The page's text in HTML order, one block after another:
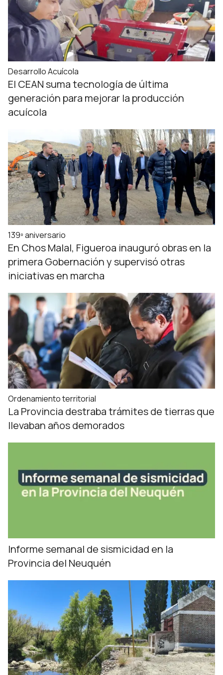
Desarrollo Acuícola
El CEAN suma tecnología de última
generación para mejorar la producción
acuícola
139º aniversario
En Chos Malal, Figueroa inauguró obras en la
primera Gobernación y supervisó otras
iniciativas en marcha
Ordenamiento territorial
La Provincia destraba trámites de tierras que
llevaban años demorados
Informe semanal de sismicidad en la
Provincia del Neuquén